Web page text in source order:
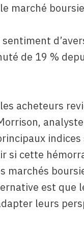
marché
de 19 %
acheteurs
si cette
marchés
est
leurs